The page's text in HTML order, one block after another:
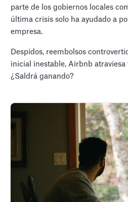
parte de los gobiernos locales
última crisis solo ha ayudado a
empresa.
Despidos, reembolsos
inicial inestable, Airbnb
¿Saldrá ganando?